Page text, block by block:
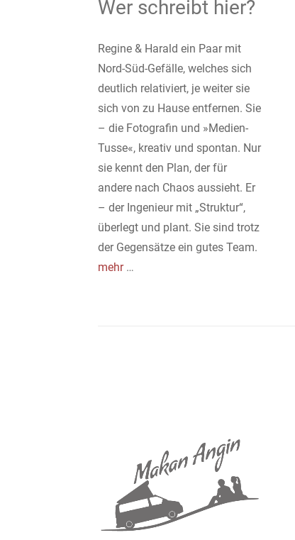
Wer schreibt hier?
Regine & Harald ein Paar mit
Nord-Süd-Gefälle, welches sich
deutlich relativiert, je weiter sie
sich von zu Hause entfernen. Sie
– die Fotografin und »Medien-
Tusse«, kreativ und spontan. Nur
sie kennt den Plan, der für
andere nach Chaos aussieht. Er
– der Ingenieur mit „Struktur“,
überlegt und plant. Sie sind trotz
der Gegensätze ein gutes Team.
mehr …